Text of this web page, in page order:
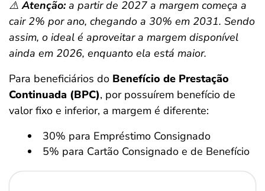
⚠️Atenção:a partir de 2027 a margem começa a
cair 2% por ano, chegando a 30% em 2031. Sendo
assim, o ideal é aproveitar a margem disponível
ainda em 2026, enquanto ela está maior.
Para beneficiários do Benefício de Prestação
Continuada (BPC), por possuírem benefício de
valor fixo e inferior, a margem é diferente:
30% para Empréstimo Consignado
5% para Cartão Consignado e de Benefício